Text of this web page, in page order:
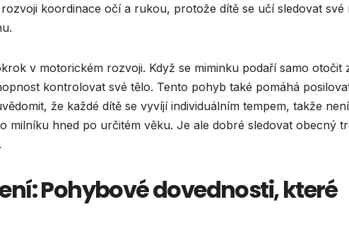
koordinace očí a rukou, protože dítě se učí sledovat své
v motorickém rozvoji. Když se miminku podaří samo otočit
kontrolovat své tělo. Tento pohyb také pomáhá
že každé dítě se vyvíjí individuálním tempem, takže není
milníku hned po určitém věku. Je ale dobré sledovat obecný
Pohybové dovednosti, které